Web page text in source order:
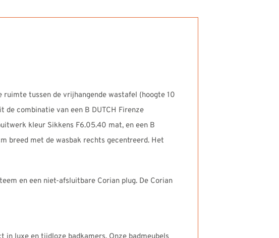
tussen de vrijhangende wastafel (hoogte 10
combinatie van een B DUTCH Firenze
kleur Sikkens F6.05.40 mat, en een B
breed met de wasbak rechts gecentreerd. Het
en een niet-afsluitbare Corian plug. De Corian